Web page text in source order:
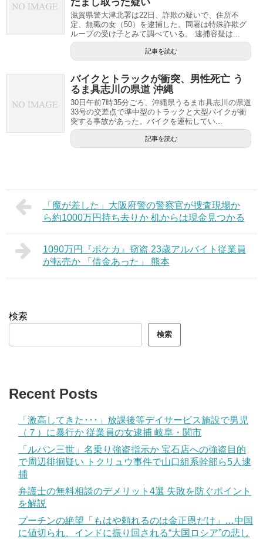
滋賀県警大津北署は22日、詐欺の疑いで、住所不
定、無職の女（50）を逮捕した。同署は特殊詐欺グ
ループの受け子とみて調べている。 逮捕容疑は...
記事を読む
バイクとトラックが衝突、男性死亡 う
るま具志川の県道 沖縄
30日午前7時35分ごろ、沖縄県うるま市具志川の県道
33号の交差点で準中型のトラックと大型バイクが衝
突する事故があった。バイクを運転してい...
記事を読む
「魔が差した」大阪府警の警察官が捜査現場か
ら約1000万円持ち去りか 机からは現金見つかる
1090万円『ポケカ』窃盗 23歳アルバイト従業員
が転売か 「借金あった」 熊本
検索
検索
Recent Posts
「激高してきた･･･」放課後等デイサービス施設で男児
（７）に暴行か 従業員の女逮捕 岐阜・関市
「ルパン三世」名乗り強盗指示か 宝石店への強盗目的
で周辺徘徊疑い トクリュウ事件で山口組系幹部ら5人逮
捕
弁護士の無料相談のデメリット4選 失敗を防ぐポイント
を解説
プーチンの絶望「もはや頼れるのは金正恩だけ」…中国
に値切られ、インドに振り回される“大国ロシア”の悲し